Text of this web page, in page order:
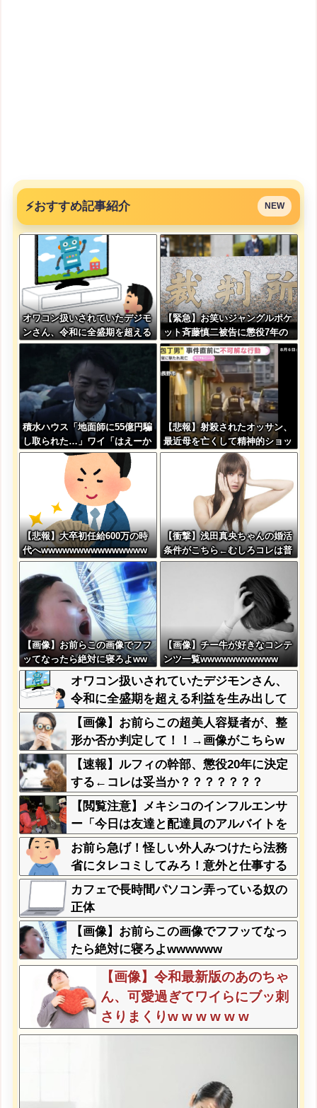
⚡おすすめ記事紹介 NEW
オワコン扱いされていたデジモ
ンさん、令和に全盛期を超える
利益を生み出していた
【緊急】お笑いジャングルポケ
ット斉藤慎二被告に懲役7年の
求刑←これ…
積水ハウス「地面師に55億円騙
し取られた…」ワイ「はえーか
わいそう…会社滅茶苦茶やろな
【悲報】射殺されたオッサン、
最近母を亡くして精神的ショッ
クを受けていたと判明・・・
【悲報】大卒初任給600万の時
代へwwwwwwwwwwwwwww
wwww
【衝撃】浅田真央ちゃんの婚活
条件がこちら←むしろコレは普
通じゃね？w w w w w w w w
【画像】お前らこの画像でフフ
ッてなったら絶対に寝ろよww
wwww
【画像】チー牛が好きなコンテ
ンツ一覧wwwwwwwwwww
オワコン扱いされていたデジモンさん、
令和に全盛期を超える利益を生み出して
いた
【画像】お前らこの超美人容疑者が、整
形か否か判定して！！→画像がこちらw
w w w w w w w w w
【速報】ルフィの幹部、懲役20年に決定
する←コレは妥当か？？？？？？？
【閲覧注意】メキシコのインフルエンサ
ー「今日は友達と配達員のアルバイトを
体験してみるよ！！」←結果・・・
お前ら急げ！怪しい外人みつけたら法務
省にタレコミしてみろ！意外と仕事する
ぞ？
カフェで長時間パソコン弄っている奴の
正体
【画像】お前らこの画像でフフッてなっ
たら絶対に寝ろよwwwwww
【画像】令和最新版のあのちゃ
ん、可愛過ぎてワイらにブッ刺
さりまくりw w w w w w